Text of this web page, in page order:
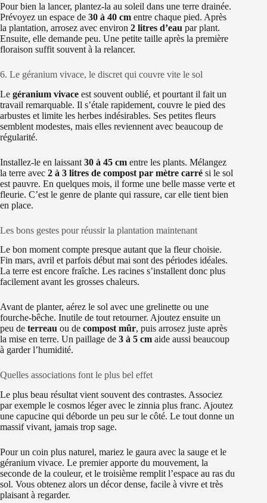
Pour bien la lancer, plantez-la au soleil dans une terre drainée.
Prévoyez un espace de 30 à 40 cm entre chaque pied. Après
la plantation, arrosez avec environ 2 litres d’eau par plant.
Ensuite, elle demande peu. Une petite taille après la première
floraison suffit souvent à la relancer.
6. Le géranium vivace, le discret qui couvre vite le sol
Le géranium vivace est souvent oublié, et pourtant il fait un
travail remarquable. Il s’étale rapidement, couvre le pied des
arbustes et limite les herbes indésirables. Ses petites fleurs
semblent modestes, mais elles reviennent avec beaucoup de
régularité.
Installez-le en laissant 30 à 45 cm entre les plants. Mélangez
la terre avec 2 à 3 litres de compost par mètre carré si le sol
est pauvre. En quelques mois, il forme une belle masse verte et
fleurie. C’est le genre de plante qui rassure, car elle tient bien
en place.
Les bons gestes pour réussir la plantation maintenant
Le bon moment compte presque autant que la fleur choisie.
Fin mars, avril et parfois début mai sont des périodes idéales.
La terre est encore fraîche. Les racines s’installent donc plus
facilement avant les grosses chaleurs.
Avant de planter, aérez le sol avec une grelinette ou une
fourche-bêche. Inutile de tout retourner. Ajoutez ensuite un
peu de terreau ou de compost mûr, puis arrosez juste après
la mise en terre. Un paillage de 3 à 5 cm aide aussi beaucoup
à garder l’humidité.
Quelles associations font le plus bel effet
Le plus beau résultat vient souvent des contrastes. Associez
par exemple le cosmos léger avec le zinnia plus franc. Ajoutez
une capucine qui déborde un peu sur le côté. Le tout donne un
massif vivant, jamais trop sage.
Pour un coin plus naturel, mariez le gaura avec la sauge et le
géranium vivace. Le premier apporte du mouvement, la
seconde de la couleur, et le troisième remplit l’espace au ras du
sol. Vous obtenez alors un décor dense, facile à vivre et très
plaisant à regarder.